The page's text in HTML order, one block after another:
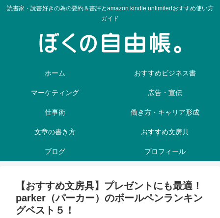
読書家・読書好きの為の要約＆書評とamazon kindle unlimitedおすすめ使い方
ガイド
ホーム おすすめビジネス書
マーケティング 広告・宣伝
仕事術 働き方・キャリア形成
文章の書き方 おすすめ文房具
ブログ プロフィール
【おすすめ文房具】プレゼントにも最適！
parker（パーカー）のボールペンランキン
グベスト５！